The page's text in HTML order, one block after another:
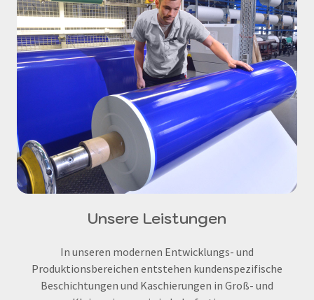
Unsere Leistungen
In unseren modernen Entwicklungs- und
Produktionsbereichen entstehen kundenspezifische
Beschichtungen und Kaschierungen in Groß- und